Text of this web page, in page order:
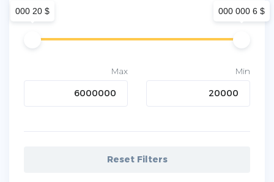
$ 20 000 $ 6 000 000
Min
Max
Reset Filters